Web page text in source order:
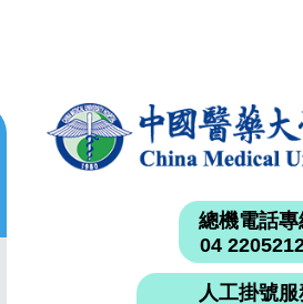
總機電話專
04
人工掛號服